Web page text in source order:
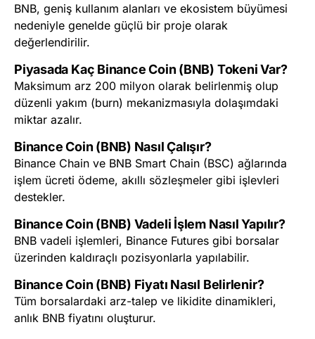
BNB, geniş kullanım alanları ve ekosistem büyümesi
nedeniyle genelde güçlü bir proje olarak
değerlendirilir.
Piyasada Kaç Binance Coin (BNB) Tokeni Var?
Maksimum arz 200 milyon olarak belirlenmiş olup
düzenli yakım (burn) mekanizmasıyla dolaşımdaki
miktar azalır.
Binance Coin (BNB) Nasıl Çalışır?
Binance Chain ve BNB Smart Chain (BSC) ağlarında
işlem ücreti ödeme, akıllı sözleşmeler gibi işlevleri
destekler.
Binance Coin (BNB) Vadeli İşlem Nasıl Yapılır?
BNB vadeli işlemleri, Binance Futures gibi borsalar
üzerinden kaldıraçlı pozisyonlarla yapılabilir.
Binance Coin (BNB) Fiyatı Nasıl Belirlenir?
Tüm borsalardaki arz-talep ve likidite dinamikleri,
anlık BNB fiyatını oluşturur.